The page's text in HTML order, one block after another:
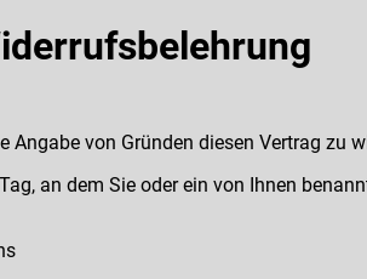
Angabe von Gründen diesen Vertrag zu
an dem Sie oder ein von Ihnen